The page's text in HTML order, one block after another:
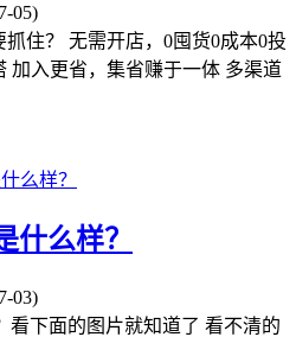
05)
住？ 无需开店，0囤货0成本0投
加入更省，集省赚于一体 多渠道
什么样？
03)
看下面的图片就知道了 看不清的